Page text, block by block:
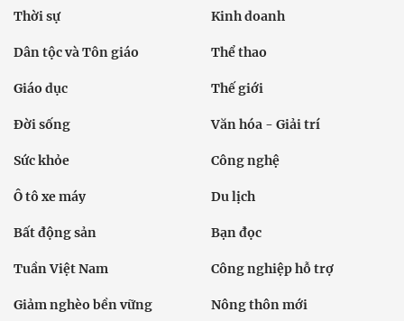
Thời sự Kinh doanh
Dân tộc và Tôn giáo Thể thao
Giáo dục Thế giới
Đời sống Văn hóa - Giải trí
Sức khỏe Công nghệ
Ô tô xe máy Du lịch
Bất động sản Bạn đọc
Tuần Việt Nam Công nghiệp hỗ trợ
Giảm nghèo bền vững Nông thôn mới